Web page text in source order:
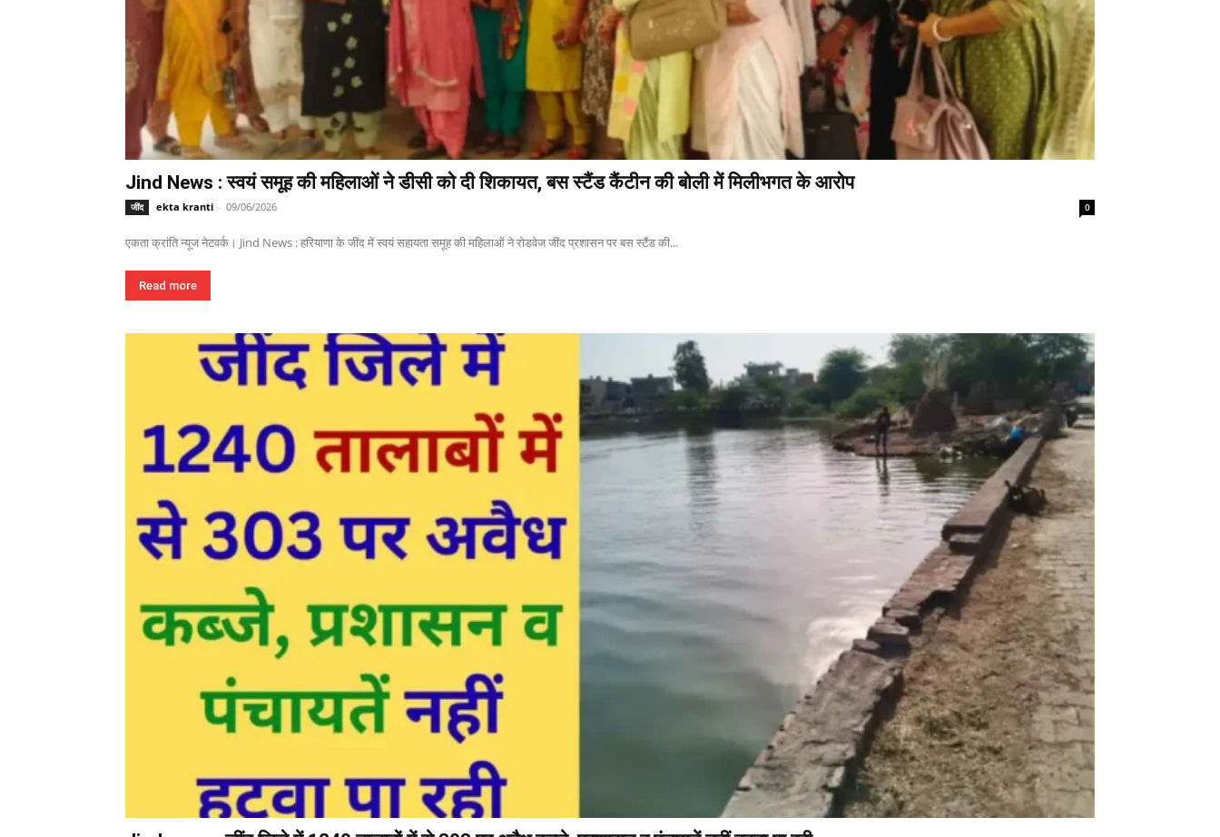
Jind News : स्वयं समूह की महिलाओं ने डीसी को दी शिकायत, बस स्टैंड कैंटीन की बोली में मिलीभगत के आरोप
जींद ekta kranti - 09/06/2026 0
एकता क्रांति न्यूज नेटवर्क। Jind News : हरियाणा के जींद में स्वयं सहायता समूह की महिलाओं ने रोडवेज जींद प्रशासन पर बस स्टैंड की...
Read more